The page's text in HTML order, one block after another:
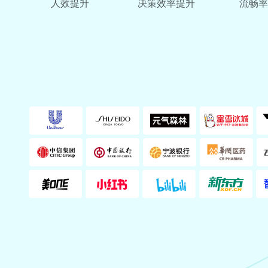
人效提升 决策效率提升 流畅